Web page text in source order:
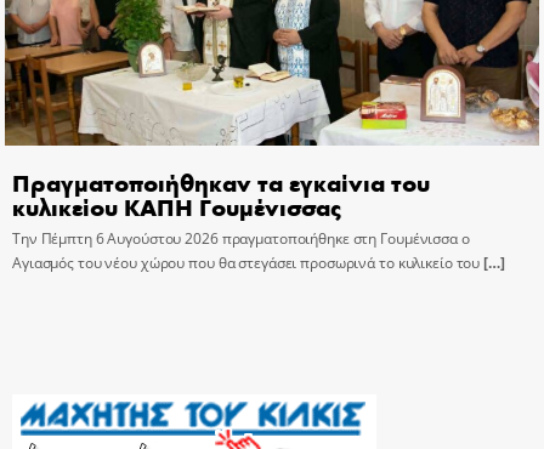
Πραγματοποιήθηκαν τα εγκαίνια του
κυλικείου ΚΑΠΗ Γουμένισσας
Την Πέμπτη 6 Αυγούστου 2026 πραγματοποιήθηκε στη Γουμένισσα ο
Αγιασμός του νέου χώρου που θα στεγάσει προσωρινά το κυλικείο του[…]